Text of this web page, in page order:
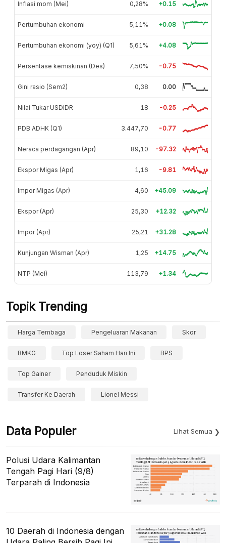
Inflasi mom (Mei) 0,28% +0.15
Pertumbuhan ekonomi 5,11% +0.08
Pertumbuhan ekonomi (yoy) (Q1) 5,61% +4.08
Persentase kemiskinan (Des) 7,50% -0.75
Gini rasio (Sem2) 0,38 0.00
Nilai Tukar USDIDR 18 -0.25
PDB ADHK (Q1) 3.447,70 -0.77
Neraca perdagangan (Apr) 89,10 -97.32
Ekspor Migas (Apr) 1,16 -9.81
Impor Migas (Apr) 4,60 +45.09
Ekspor (Apr) 25,30 +12.32
Impor (Apr) 25,21 +31.28
Kunjungan Wisman (Apr) 1,25 +14.75
NTP (Mei) 113,79 +1.34
Topik Trending
Harga Tembaga Pengeluaran Makanan Skor
BMKG Top Loser Saham Hari Ini BPS
Top Gainer Penduduk Miskin
Transfer Ke Daerah Lionel Messi
Data Populer Lihat Semua
Polusi Udara Kalimantan
Tengah Pagi Hari (9/8)
Terparah di Indonesia
10 Daerah di Indonesia dengan